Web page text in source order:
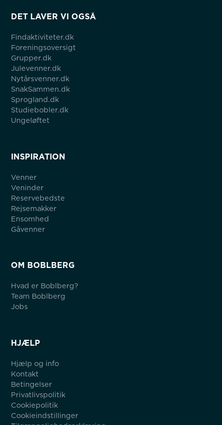
DET LAVER VI OGSÅ
Findaktiviteter.dk
Foreningsoversigt
Grupper.dk
Julevenner.dk
Nytårsvenner.dk
SnakSammen.dk
Sprogland.dk
Studiebobler.dk
Ungeløftet
INSPIRATION
Venner
Veninder
Reservebedste
Rejsemakker
Ensomhed
Gåvenner
OM BOBLBERG
Hvad er Boblberg?
Team Boblberg
Jobs
HJÆLP
Hjælp og info
Kontakt
Betingelser
Privatlivspolitik
Cookiepolitik
Cookieindstillinger